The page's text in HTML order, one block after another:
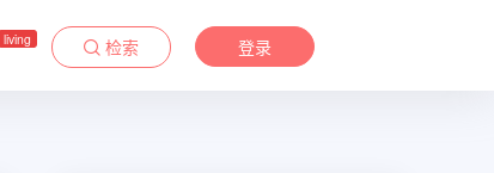
living 检索 登录